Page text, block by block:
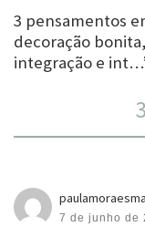
3 pensamentos
decoração
integração e
7 de junho de